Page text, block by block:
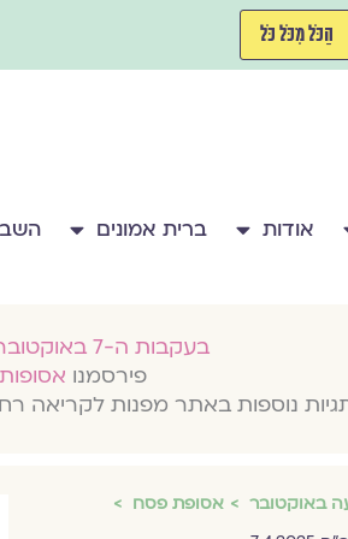
הַכֹּל מִכֹּל כֹּל
אודות ברית אמונים
בעקבות ה-7 באוקטובר 2023
פירסמנו
נוספות באתר מפנות לקריאה
באוקטובר
אסופת פסח